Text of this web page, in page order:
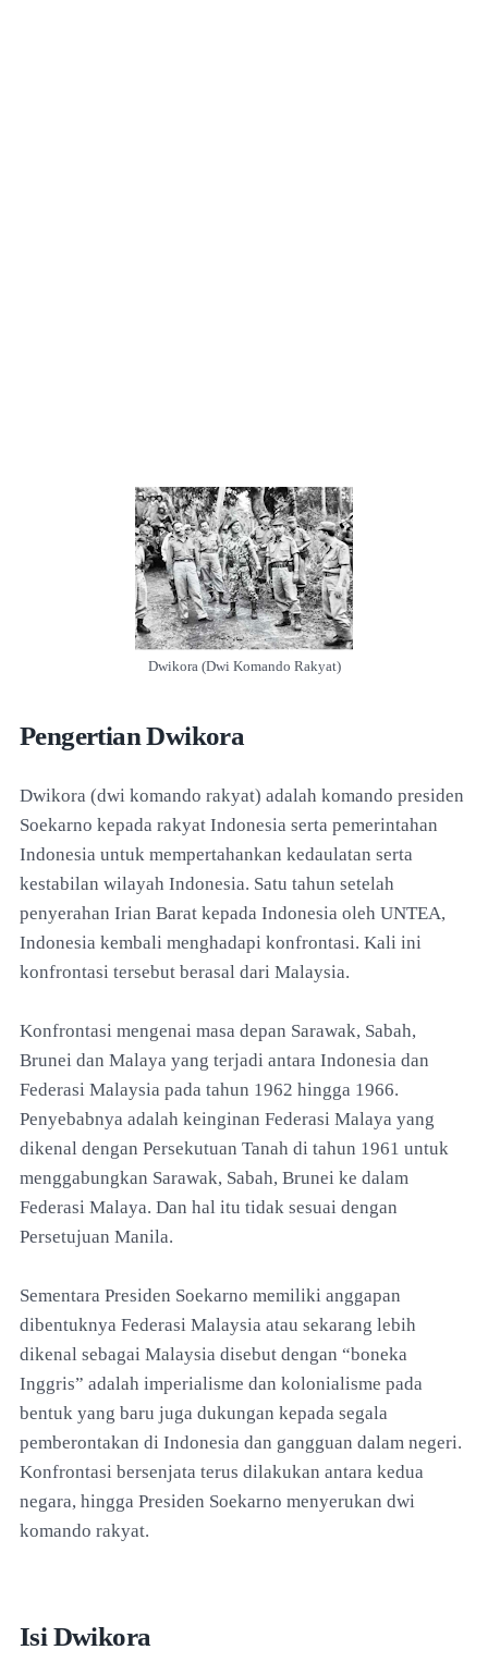
Dwikora (Dwi Komando Rakyat)
Pengertian Dwikora
Dwikora (dwi komando rakyat) adalah komando presiden
Soekarno kepada rakyat Indonesia serta pemerintahan
Indonesia untuk mempertahankan kedaulatan serta
kestabilan wilayah Indonesia. Satu tahun setelah
penyerahan Irian Barat kepada Indonesia oleh UNTEA,
Indonesia kembali menghadapi konfrontasi. Kali ini
konfrontasi tersebut berasal dari Malaysia.
Konfrontasi mengenai masa depan Sarawak, Sabah,
Brunei dan Malaya yang terjadi antara Indonesia dan
Federasi Malaysia pada tahun 1962 hingga 1966.
Penyebabnya adalah keinginan Federasi Malaya yang
dikenal dengan Persekutuan Tanah di tahun 1961 untuk
menggabungkan Sarawak, Sabah, Brunei ke dalam
Federasi Malaya. Dan hal itu tidak sesuai dengan
Persetujuan Manila.
Sementara Presiden Soekarno memiliki anggapan
dibentuknya Federasi Malaysia atau sekarang lebih
dikenal sebagai Malaysia disebut dengan “boneka
Inggris” adalah imperialisme dan kolonialisme pada
bentuk yang baru juga dukungan kepada segala
pemberontakan di Indonesia dan gangguan dalam negeri.
Konfrontasi bersenjata terus dilakukan antara kedua
negara, hingga Presiden Soekarno menyerukan dwi
komando rakyat.
Isi Dwikora